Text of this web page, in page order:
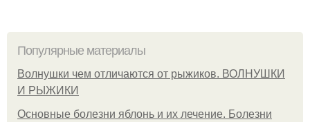
Популярные материалы
Волнушки чем отличаются от рыжиков. ВОЛНУШКИ
И РЫЖИКИ
Основные болезни яблонь и их лечение. Болезни